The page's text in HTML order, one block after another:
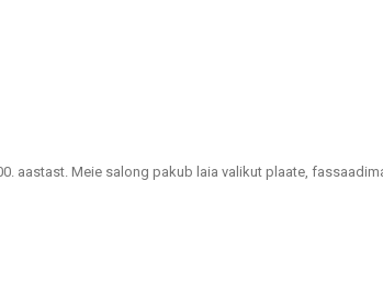
aastast. Meie salong pakub laia valikut plaate,